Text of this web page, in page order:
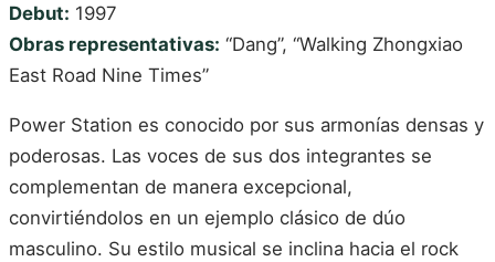
Debut: 1997
Obras representativas: “Dang”, “Walking Zhongxiao
East Road Nine Times”
Power Station es conocido por sus armonías densas y
poderosas. Las voces de sus dos integrantes se
complementan de manera excepcional,
convirtiéndolos en un ejemplo clásico de dúo
masculino. Su estilo musical se inclina hacia el rock